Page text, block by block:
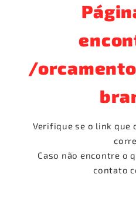
/
Verifique se o link que
Caso não encontre o
contato